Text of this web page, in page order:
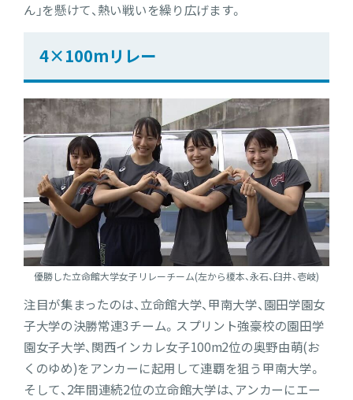
ん」を懸けて、熱い戦いを繰り広げます。
4×100mリレー
優勝した立命館大学女子リレーチーム(左から榎本、永石、臼井、壱岐)
注目が集まったのは、立命館大学、甲南大学、園田学園女
子大学の決勝常連3チーム。スプリント強豪校の園田学
園女子大学、関西インカレ女子100m2位の奥野由萌(お
くのゆめ)をアンカーに起用して連覇を狙う甲南大学。
そして、2年間連続2位の立命館大学は、アンカーにエー